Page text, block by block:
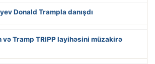
Donald Trampla danışdı
və Tramp TRIPP layihəsini müzakirə